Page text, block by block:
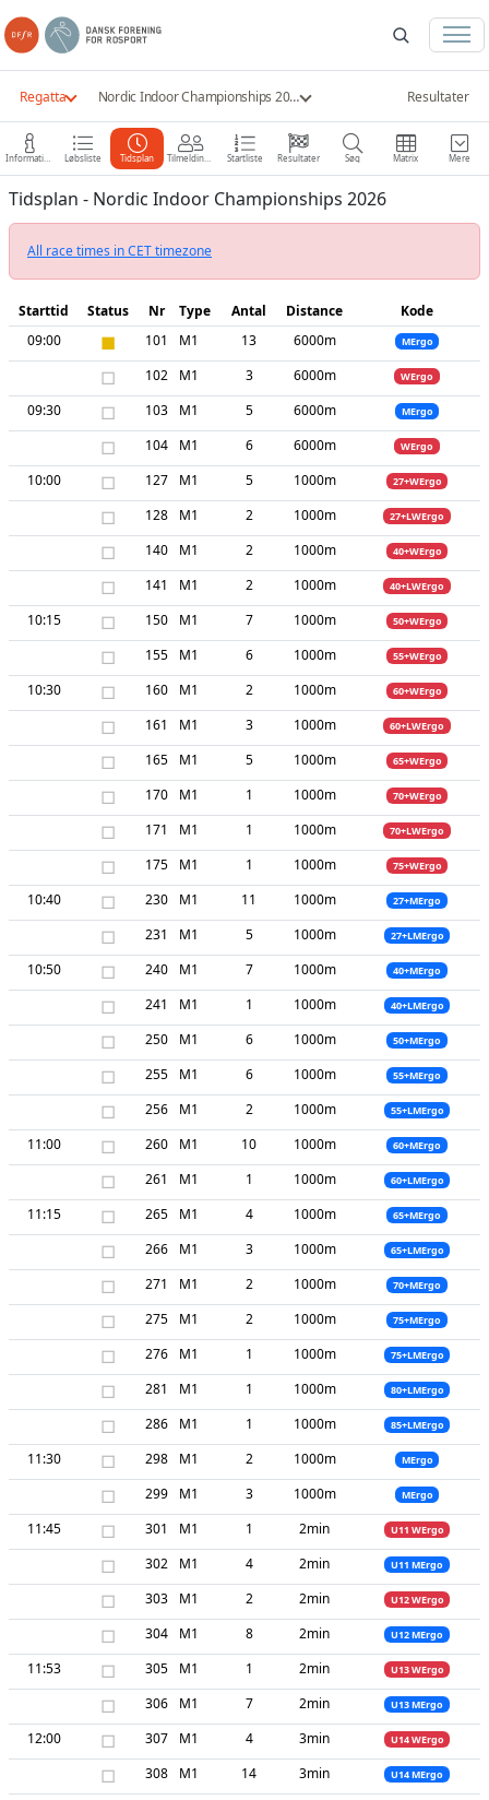
Regatta Nordic Indoor Championships 2026 Resultater
Information Løbsliste Tidsplan Tilmeldinger Startliste Resultater Søg Matrix Mere
Tidsplan - Nordic Indoor Championships 2026
All race times in CET timezone
Starttid Status Nr Type Antal Distance
Kode
09:00
■ 101 M1 13 6000m MErgo
□ 102 M1 3 6000m WErgo
09:30 □ 103 M1 5 6000m MErgo
□ 104 M1 6 6000m WErgo
10:00 □ 127 M1 5 1000m 27+WErgo
□ 128 M1 2 1000m 27+LWErgo
□ 140 M1 2 1000m 40+WErgo
□ 141 M1 2 1000m 40+LWErgo
10:15 □ 150 M1 7 1000m 50+WErgo
□ 155 M1 6 1000m 55+WErgo
10:30 □ 160 M1 2 1000m 60+WErgo
□ 161 M1 3 1000m 60+LWErgo
□ 165 M1 5 1000m 65+WErgo
□ 170 M1 1 1000m 70+WErgo
□ 171 M1 1 1000m 70+LWErgo
□ 175 M1 1 1000m 75+WErgo
10:40 □ 230 M1 11 1000m 27+MErgo
□ 231 M1 5 1000m 27+LMErgo
10:50 □ 240 M1 7 1000m 40+MErgo
□ 241 M1 1 1000m 40+LMErgo
□ 250 M1 6 1000m 50+MErgo
□ 255 M1 6 1000m 55+MErgo
□ 256 M1 2 1000m 55+LMErgo
11:00 □ 260 M1 10 1000m 60+MErgo
□ 261 M1 1 1000m 60+LMErgo
11:15 □ 265 M1 4 1000m 65+MErgo
□ 266 M1 3 1000m 65+LMErgo
□ 271 M1 2 1000m 70+MErgo
□ 275 M1 2 1000m 75+MErgo
□ 276 M1 1 1000m 75+LMErgo
□ 281 M1 1 1000m 80+LMErgo
□ 286 M1 1 1000m 85+LMErgo
11:30 □ 298 M1 2 1000m MErgo
□ 299 M1 3 1000m MErgo
11:45 □ 301 M1 1 2min U11 WErgo
□ 302 M1 4 2min U11 MErgo
□ 303 M1 2 2min U12 WErgo
□ 304 M1 8 2min U12 MErgo
11:53 □ 305 M1 1 2min U13 WErgo
□ 306 M1 7 2min U13 MErgo
12:00 □ 307 M1 4 3min U14 WErgo
□ 308 M1 14 3min U14 MErgo